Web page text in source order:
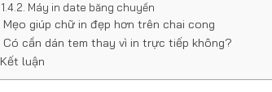
Máy in date băng chuyền
Mẹo giúp chữ in đẹp hơn trên chai cong
Có cần dán tem thay vì in trực tiếp không?
Kết luận